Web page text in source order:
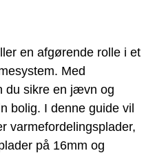
en afgørende rolle i et
Med
du sikre en jævn og
bolig. I denne guide vil
varmefordelingsplader,
på 16mm og